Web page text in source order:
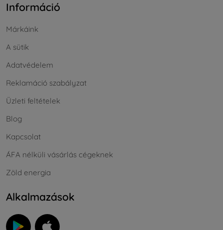
Információ
Márkáink
A sütik
Adatvédelem
Reklamáció szabályzat
Üzleti feltételek
Blog
Kapcsolat
ÁFA nélküli vásárlás cégeknek
Zöld energia
Alkalmazások